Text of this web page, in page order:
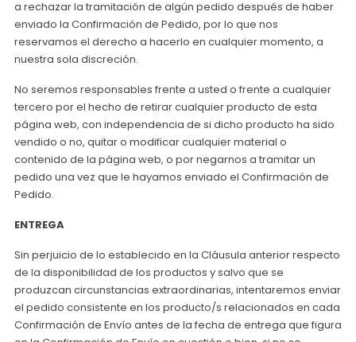
a rechazar la tramitación de algún pedido después de haber
enviado la Confirmación de Pedido, por lo que nos
reservamos el derecho a hacerlo en cualquier momento, a
nuestra sola discreción.
No seremos responsables frente a usted o frente a cualquier
tercero por el hecho de retirar cualquier producto de esta
página web, con independencia de si dicho producto ha sido
vendido o no, quitar o modificar cualquier material o
contenido de la página web, o por negarnos a tramitar un
pedido una vez que le hayamos enviado el Confirmación de
Pedido.
ENTREGA
Sin perjuicio de lo establecido en la Cláusula anterior respecto
de la disponibilidad de los productos y salvo que se
produzcan circunstancias extraordinarias, intentaremos enviar
el pedido consistente en los producto/s relacionados en cada
Confirmación de Envío antes de la fecha de entrega que figura